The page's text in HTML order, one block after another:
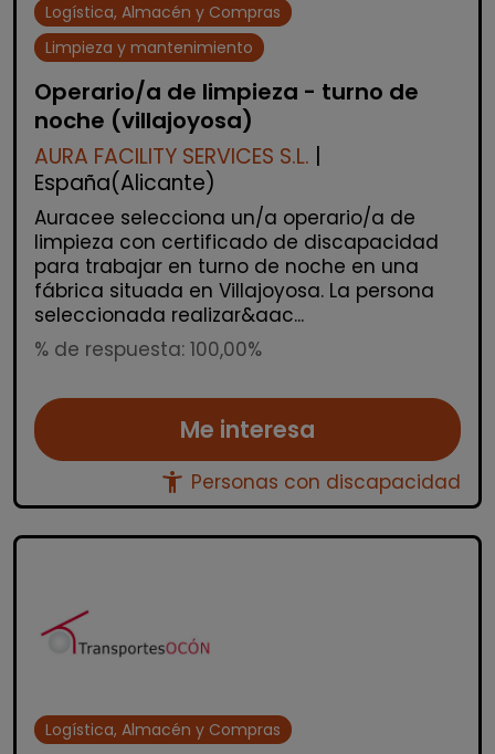
Logística, Almacén y Compras
Limpieza y mantenimiento
Operario/a de limpieza - turno de
noche (villajoyosa)
AURA FACILITY SERVICES S.L.
España(Alicante)
Auracee selecciona un/a operario/a de
limpieza con certificado de discapacidad
para trabajar en turno de noche en una
fábrica situada en Villajoyosa. La persona
seleccionada realizar&aac...
% de respuesta: 100,00%
Me interesa
accessibility_new Personas con discapacidad
Logística, Almacén y Compras